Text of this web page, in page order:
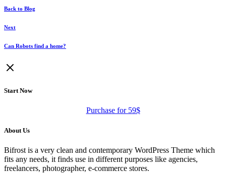
Back to Blog
Next
Can Robots find a home?
Start Now
Purchase for 59$
About Us
Bifrost is a very clean and contemporary WordPress Theme which
fits any needs, it finds use in different purposes like agencies,
freelancers, photographer, e-commerce stores.